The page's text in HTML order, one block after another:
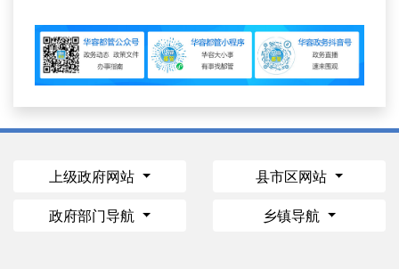
上级政府网站 县市区网站
政府部门导航 乡镇导航